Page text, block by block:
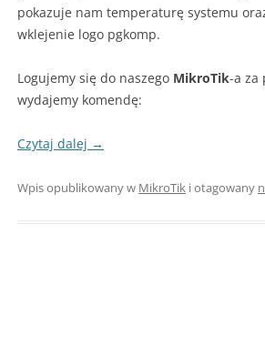
pokazuje nam temperaturę systemu
wklejenie logo pgkomp.
Logujemy się do naszego MikroTik-a za
wydajemy komendę:
Czytaj dalej →
Wpis opublikowany w MikroTik i otagowany